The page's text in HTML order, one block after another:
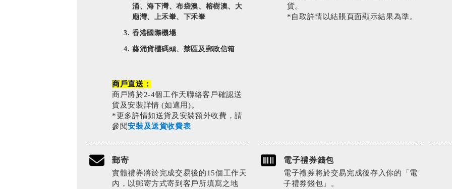
涌、海下灣、布袋澳、榕樹澳、大
廟灣、上禾輋、下禾輋
香港國際機場
葵涌貨櫃碼頭、禁區及郵政信箱
商戶直送：
商戶將於2-4個工作天聯絡客戶確認送
貨及安裝詳情 (如適用)。
*更多詳情如送貨及安裝額外收費，請
參閱安裝及送貨收費表
貨。
*自取詳情以結賬頁面顯示結果為準。
郵寄
實體禮券將於完成交易後的15個工作天
內，以郵寄方式寄到客戶所填寫之地
電子禮券錢包
電子禮券將於交易完成後存入你的「電
子禮券錢包」。